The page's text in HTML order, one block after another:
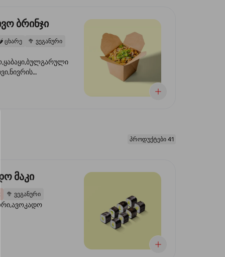
ბრინჯი
🌶️ ცხარე 🥦 ვეგანური
ხახვი,სეზამის
პროდუქტები 41
მაკი
2 🥦 ვეგანური